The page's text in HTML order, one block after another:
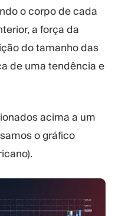
o corpo de cada
a força da
do tamanho das
de uma tendência e
acima a um
o gráfico